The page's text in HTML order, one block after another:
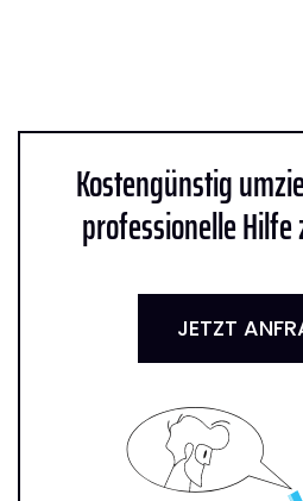
Kostengünstig
professionelle
JETZT